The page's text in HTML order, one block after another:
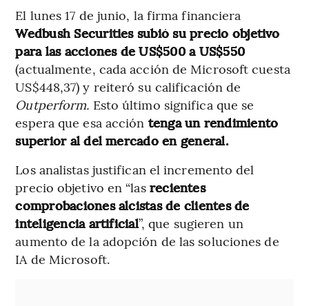
El lunes 17 de junio, la firma financiera
Wedbush Securities subió su precio objetivo
para las acciones de US$500 a US$550
(actualmente, cada acción de Microsoft cuesta
US$448,37) y reiteró su calificación de
Outperform. Esto último significa que se
espera que esa acción tenga un rendimiento
superior al del mercado en general.
Los analistas justifican el incremento del
precio objetivo en “las recientes
comprobaciones alcistas de clientes de
inteligencia artificial”, que sugieren un
aumento de la adopción de las soluciones de
IA de Microsoft.